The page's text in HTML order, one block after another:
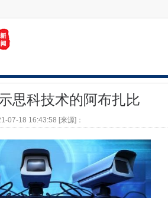
思科技术的阿布扎比
07-18 16:43:58 [来源]：